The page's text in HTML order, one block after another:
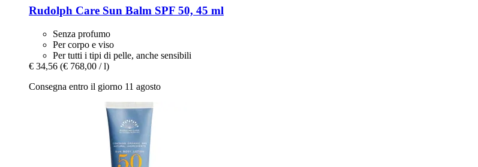
Rudolph Care Sun Balm SPF 50, 45 ml
Senza profumo
Per corpo e viso
Per tutti i tipi di pelle, anche sensibili
€ 34,56 (€ 768,00 / l)
Consegna entro il giorno 11 agosto